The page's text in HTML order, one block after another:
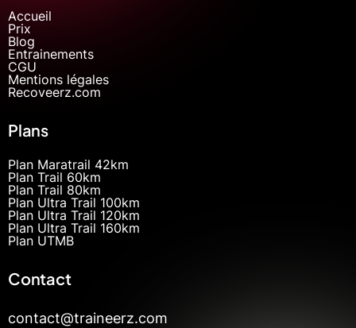
Accueil
Prix
Blog
Entrainements
CGU
Mentions légales
Recoveerz.com
Plans
Plan Maratrail 42km
Plan Trail 60km
Plan Trail 80km
Plan Ultra Trail 100km
Plan Ultra Trail 120km
Plan Ultra Trail 160km
Plan UTMB
Contact
contact@traineerz.com